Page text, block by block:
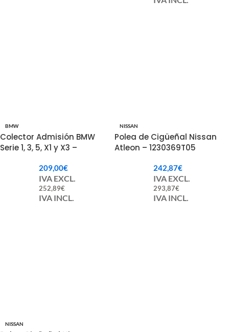
BMW
Colector Admisión BMW
Serie 1, 3, 5, X1 y X3 –
209,00€
IVA EXCL.
252,89€
IVA INCL.
NISSAN
Polea de Cigüeñal Nissan
Atleon – 1230369T05
242,87€
IVA EXCL.
293,87€
IVA INCL.
NISSAN